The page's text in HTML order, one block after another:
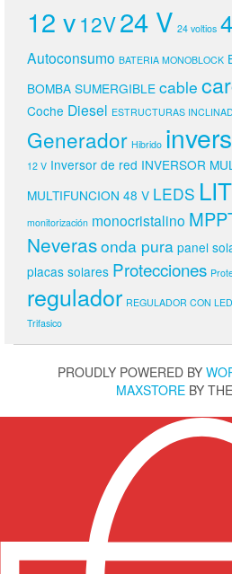
12 v12V24 V 24 voltios
Autoconsumo BATERIA MONOBLOCK
BOMBA SUMERGIBLE cable
Coche Diesel ESTRUCTURAS
Generador Hibrido
12 V Inversor de red INVERSOR
MULTIFUNCION 48 V LEDS
monitorización monocristalino
Neverasonda pura panel
placas solares Protecciones
regulador REGULADOR CON LED
Trifasico
PROUDLY POWERED BY
MAXSTORE BY